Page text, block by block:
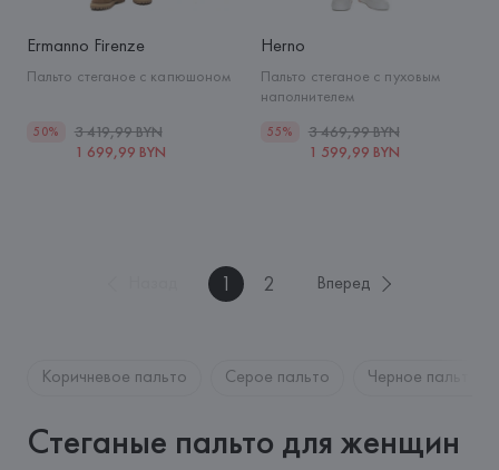
Ermanno Firenze
Пальто стеганое с капюшоном
50%
3 419,99 BYN
1 699,99 BYN
Herno
Пальто стеганое с пуховым
наполнителем
55%
3 469,99 BYN
1 599,99 BYN
1 2 Вперед
Коричневое пальто Серое пальто Черное пальто
Стеганые пальто для женщин